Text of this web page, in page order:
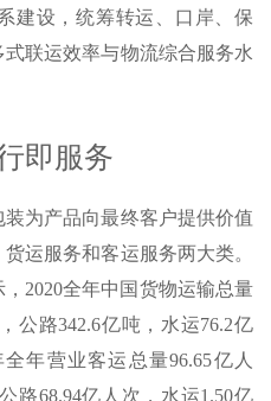
建设，统筹转运、口岸、保
联运效率与物流综合服务水
即服务
为产品向最终客户提供价值
运服务和客运服务两大类。
2020全年中国货物运输总量
公路342.6亿吨，水运76.2亿
年营业客运总量96.65亿人
路68.94亿人次，水运1.50亿